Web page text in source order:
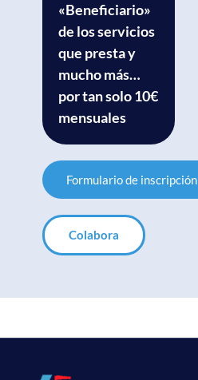
«Beneficiario»
de los servicios
que presta y
mucho más…
por tan solo 10€
mensuales
Formulario de inscripción
Colabora